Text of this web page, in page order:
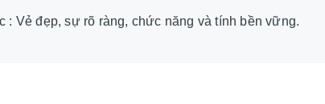
: Vẻ đẹp, sự rõ ràng, chức năng và tính bền vững.